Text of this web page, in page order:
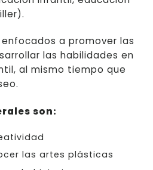
a promover las
las habilidades en
al mismo tiempo que
son:
las artes plásticas